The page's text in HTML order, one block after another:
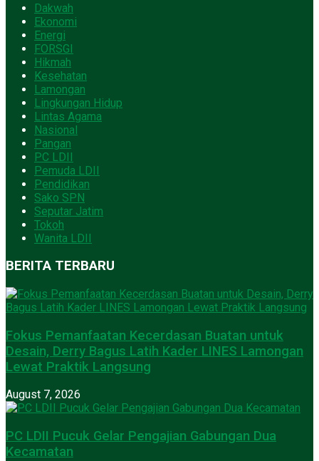
Dakwah
Ekonomi
Energi
FORSGI
Hikmah
Kesehatan
Lamongan
Lingkungan Hidup
Lintas Agama
Nasional
Pangan
PC LDII
Pemuda LDII
Pendidikan
Sako SPN
Seputar Jatim
Tokoh
Wanita LDII
BERITA TERBARU
Fokus Pemanfaatan Kecerdasan Buatan untuk
Desain, Derry Bagus Latih Kader LINES Lamongan
Lewat Praktik Langsung
August 7, 2026
PC LDII Pucuk Gelar Pengajian Gabungan Dua
Kecamatan